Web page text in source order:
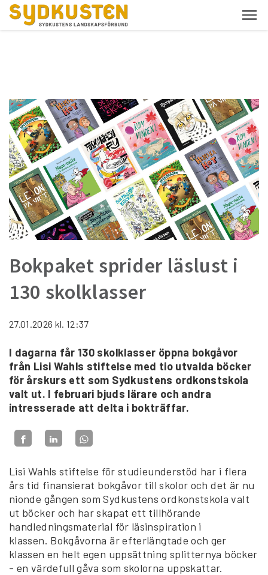
Bokpaket sprider läslust i
130 skolklasser
27.01.2026 kl. 12:37
I dagarna får 130 skolklasser öppna bokgåvor
från Lisi Wahls stiftelse med tio utvalda böcker
för årskurs ett som Sydkustens ordkonstskola
valt ut. I februari bjuds lärare och andra
intresserade att delta i bokträffar.
Lisi Wahls stiftelse för studieunderstöd har i flera
års tid finansierat bokgåvor till skolor och det är nu
nionde gången som Sydkustens ordkonstskola valt
ut böcker och har skapat ett tillhörande
handledningsmaterial för läsinspiration i
klassen. Bokgåvorna är efterlängtade och ger
klassen en helt egen uppsättning splitternya böcker
- en värdefull gåva som skolorna uppskattar.